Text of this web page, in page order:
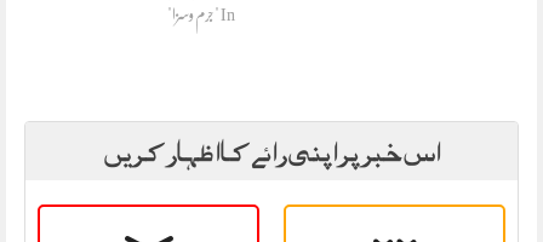
In "جرم وسزا"
اس خبر پر اپنی رائے کا اظہار کریں